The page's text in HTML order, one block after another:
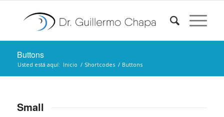
Buttons
Usted está aquí: Inicio / Shortcodes / Buttons
Small